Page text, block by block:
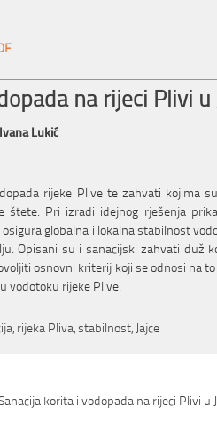
na rijeci Plivi u
Ivana Lukić
rijeke Plive te zahvati kojima
štete. Pri izradi idejnog rješenja
globalna i lokalna stabilnost
Opisani su i sanacijski zahvati duž
osnovni kriterij koji se odnosi na
vodotoku rijeke Plive.
rijeka Pliva, stabilnost, Jajce
korita i vodopada na rijeci Plivi u